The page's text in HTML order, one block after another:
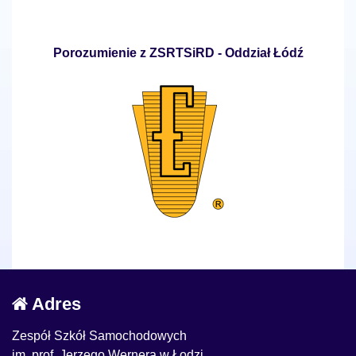
Porozumienie z ZSRTSiRD - Oddział Łódź
Adres
Zespół Szkół Samochodowych